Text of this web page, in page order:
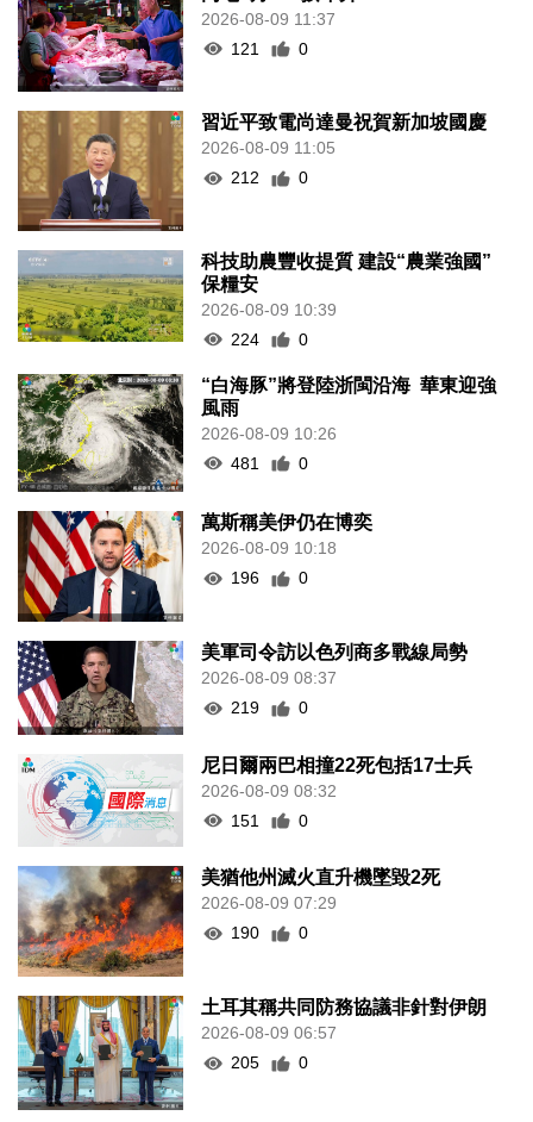
2026-08-09 11:37
121
0
習近平致電尚達曼祝賀新加坡國慶
2026-08-09 11:05
212
0
科技助農豐收提質 建設“農業強國”
保糧安
2026-08-09 10:39
224
0
“白海豚”將登陸浙閩沿海 華東迎強
風雨
2026-08-09 10:26
481
0
萬斯稱美伊仍在博奕
2026-08-09 10:18
196
0
美軍司令訪以色列商多戰線局勢
2026-08-09 08:37
219
0
尼日爾兩巴相撞22死包括17士兵
2026-08-09 08:32
151
0
美猶他州滅火直升機墜毀2死
2026-08-09 07:29
190
0
土耳其稱共同防務協議非針對伊朗
2026-08-09 06:57
205
0